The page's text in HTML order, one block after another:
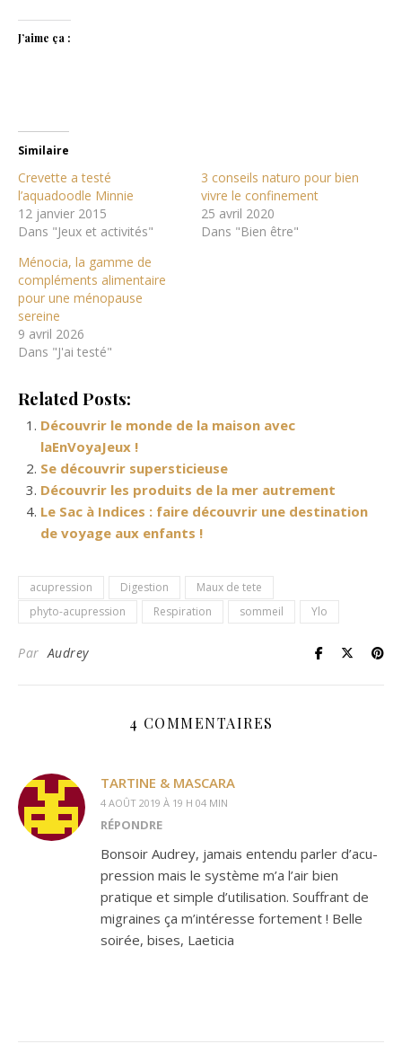
J’aime ça :
Similaire
Crevette a testé
l’aquadoodle Minnie
12 janvier 2015
Dans "Jeux et activités"
3 conseils naturo pour bien
vivre le confinement
25 avril 2020
Dans "Bien être"
Ménocia, la gamme de
compléments alimentaire
pour une ménopause
sereine
9 avril 2026
Dans "J'ai testé"
Related Posts:
Découvrir le monde de la maison avec
laEnVoyaJeux !
Se découvrir supersticieuse
Découvrir les produits de la mer autrement
Le Sac à Indices : faire découvrir une destination
de voyage aux enfants !
acupression Digestion
Maux de tete
phyto-acupression
Respiration sommeil Ylo
ParAudrey
4 COMMENTAIRES
TARTINE & MASCARA
4 AOÛT 2019 À 19 H 04 MIN
RÉPONDRE
Bonsoir Audrey, jamais entendu parler d’acu-
pression mais le système m’a l’air bien
pratique et simple d’utilisation. Souffrant de
migraines ça m’intéresse fortement ! Belle
soirée, bises, Laeticia